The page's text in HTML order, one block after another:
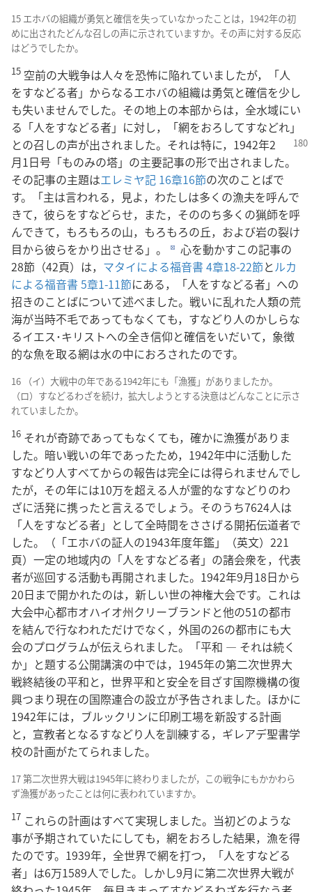
15 エホバの組織が勇気と確信を失っていなかったことは，1942年の初
めに出されたどんな召しの声に示されていますか。その声に対する反応
はどうでしたか。
15 空前の大戦争は人々を恐怖に陥れていましたが，「人
をすなどる者」からなるエホバの組織は勇気と確信を少し
も失いませんでした。その地上の本部からは，全水域にい
る「人をすなどる者」に対し，「網をおろしてすなどれ」
との召しの声が出されました。それは特に，1942年2
月1日号「ものみの塔」の主要記事の形で出されました。
その記事の主題はエレミヤ記 16章16節の次のことばで
す。「主は言われる，見よ，わたしは多くの漁夫を呼んで
きて，彼らをすなどらせ，また，そののち多くの猟師を呼
んできて，もろもろの山，もろもろの丘，および岩の裂け
目から彼らをかり出させる」。
d 心を動かすこの記事の
28節（42頁）は， マタイによる福音書 4章18-22節と ルカ
による福音書 5章1-11節にある，「人をすなどる者」への
招きのことばについて述べました。戦いに乱れた人類の荒
海が当時不毛であってもなくても，すなどり人のかしらな
るイエス･キリストへの全き信仰と確信をいだいて，象徴
的な魚を取る網は水の中におろされたのです。
16 （イ）大戦中の年である1942年にも「漁獲」がありましたか。
（ロ）すなどるわざを続け，拡大しようとする決意はどんなことに示さ
れていましたか。
16 それが奇跡であってもなくても，確かに漁獲がありま
した。暗い戦いの年であったため，1942年中に活動した
すなどり人すべてからの報告は完全には得られませんでし
たが，その年には10万を超える人が霊的なすなどりのわ
ざに活発に携ったと言えるでしょう。そのうち7624人は
「人をすなどる者」として全時間をささげる開拓伝道者で
した。（「エホバの証人の1943年度年鑑」（英文）221
頁）一定の地域内の「人をすなどる者」の諸会衆を，代表
者が巡回する活動も再開されました。1942年9月18日から
20日まで開かれたのは，新しい世の神権大会です。これは
大会中心都市オハイオ州クリーブランドと他の51の都市
を結んで行なわれただけでなく，外国の26の都市にも大
会のプログラムが伝えられました。「平和 ― それは続く
か」と題する公開講演の中では，1945年の第二次世界大
戦終結後の平和と，世界平和と安全を目ざす国際機構の復
興つまり現在の国際連合の設立が予告されました。ほかに
1942年には，ブルックリンに印刷工場を新設する計画
と，宣教者となるすなどり人を訓練する，ギレアデ聖書学
校の計画がたてられました。
17 第二次世界大戦は1945年に終わりましたが，この戦争にもかかわら
ず漁獲があったことは何に表われていますか。
17 これらの計画はすべて実現しました。当初どのような
事が予期されていたにしても，網をおろした結果，漁を得
たのです。1939年，全世界で網を打つ，「人をすなどる
者」は6万1589人でした。しかし9月に第二次世界大戦が